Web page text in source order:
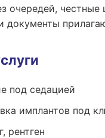
очередей, честные
документы
под седацией
имплантов под
рентген